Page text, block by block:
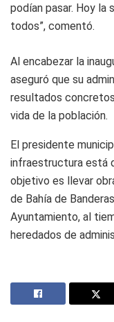
podían pasar. Hoy
todos”, comentó.
Al encabezar la
aseguró que su
resultados
vida de la población.
El presidente
infraestructura está
objetivo es llevar
de Bahía de
Ayuntamiento, al
heredados de